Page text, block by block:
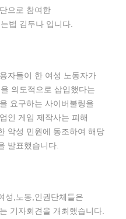
으로 참여한
법 김두나 입니다.
자들이 한 여성 노동자가
의도적으로 삽입했다는
요구하는 사이버불링을
인 게임 제작사는 피해
악성 민원에 동조하여 해당
발표했습니다.
성,노동,인권단체들은
기자회견을 개최했습니다.